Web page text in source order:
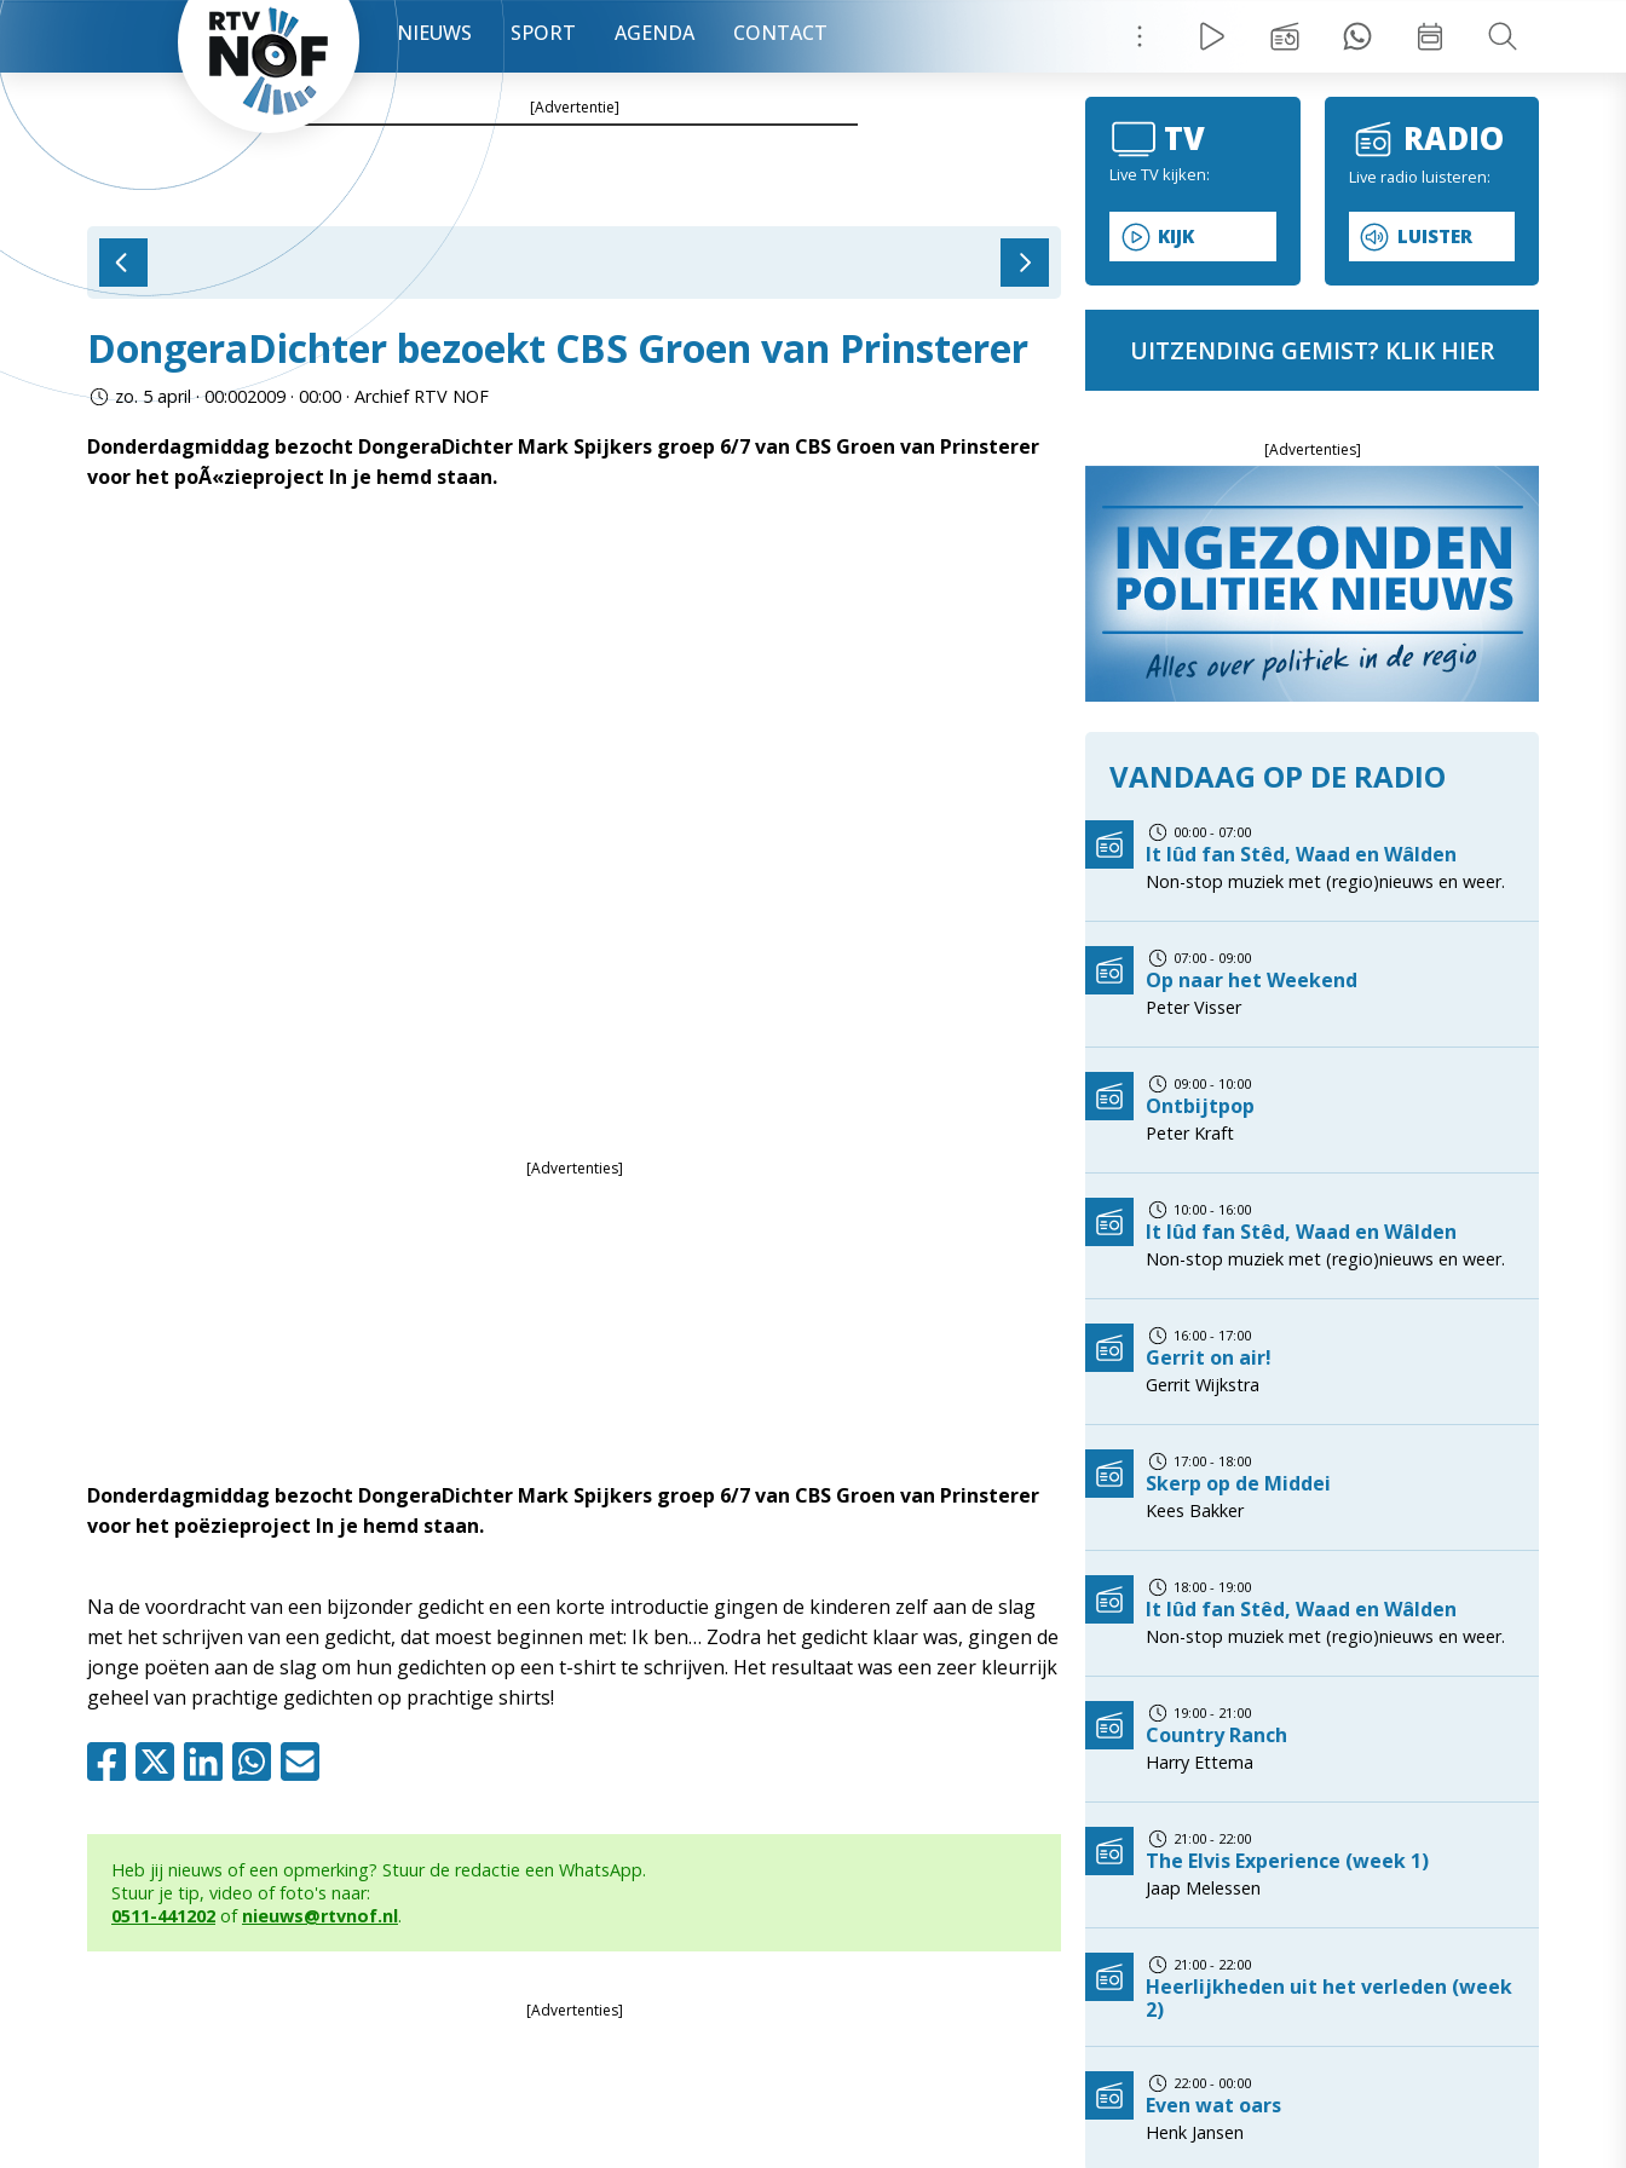
NIEUWS SPORT AGENDA CONTACT
[Advertentie]
DongeraDichter bezoekt CBS Groen van Prinsterer
zo. 5 april · 00:002009 · 00:00 · Archief RTV NOF
Donderdagmiddag bezocht DongeraDichter Mark Spijkers groep 6/7 van CBS Groen van Prinsterer
voor het poÃ«zieproject In je hemd staan.
[Advertenties]
Donderdagmiddag bezocht DongeraDichter Mark Spijkers groep 6/7 van CBS Groen van Prinsterer
voor het poëzieproject In je hemd staan.
Na de voordracht van een bijzonder gedicht en een korte introductie gingen de kinderen zelf aan de slag
met het schrijven van een gedicht, dat moest beginnen met: Ik ben… Zodra het gedicht klaar was, gingen de
jonge poëten aan de slag om hun gedichten op een t-shirt te schrijven. Het resultaat was een zeer kleurrijk
geheel van prachtige gedichten op prachtige shirts!
Heb jij nieuws of een opmerking? Stuur de redactie een WhatsApp.
Stuur je tip, video of foto's naar:
0511-441202 of nieuws@rtvnof.nl.
[Advertenties]
TV
Live TV kijken:
KIJK
RADIO
Live radio luisteren:
LUISTER
UITZENDING GEMIST? KLIK HIER
[Advertenties]
VANDAAG OP DE RADIO
00:00 - 07:00
It lûd fan Stêd, Waad en Wâlden
Non-stop muziek met (regio)nieuws en weer.
07:00 - 09:00
Op naar het Weekend
Peter Visser
09:00 - 10:00
Ontbijtpop
Peter Kraft
10:00 - 16:00
It lûd fan Stêd, Waad en Wâlden
Non-stop muziek met (regio)nieuws en weer.
16:00 - 17:00
Gerrit on air!
Gerrit Wijkstra
17:00 - 18:00
Skerp op de Middei
Kees Bakker
18:00 - 19:00
It lûd fan Stêd, Waad en Wâlden
Non-stop muziek met (regio)nieuws en weer.
19:00 - 21:00
Country Ranch
Harry Ettema
21:00 - 22:00
The Elvis Experience (week 1)
Jaap Melessen
21:00 - 22:00
Heerlijkheden uit het verleden (week
2)
22:00 - 00:00
Even wat oars
Henk Jansen